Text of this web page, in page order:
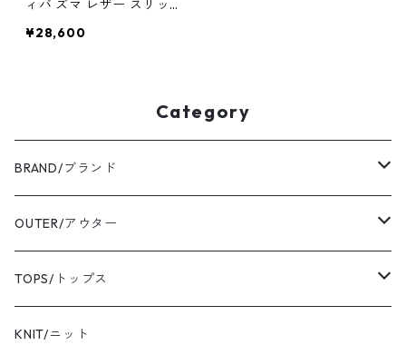
ィバ ズマ レザー スリッポ
¥28,600
Category
BRAND/ブランド
ordinary fits/オーディナリーフィッツ
sassafras/ササフラス
yonetomi/ヨネトミ
OUTER/アウター
coat/コート
blouson/ブルゾン
TOPS/トップス
shirt/シャツ
KNIT/ニット